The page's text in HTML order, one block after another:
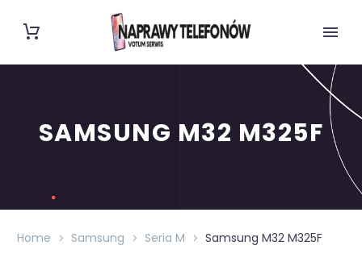
SAMSUNG M32 M325F
Home Samsung Seria M Samsung M32 M325F